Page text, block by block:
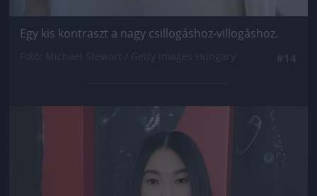
Egy kis kontraszt a nagy csillogáshoz-villogáshoz.
Jön még kép!